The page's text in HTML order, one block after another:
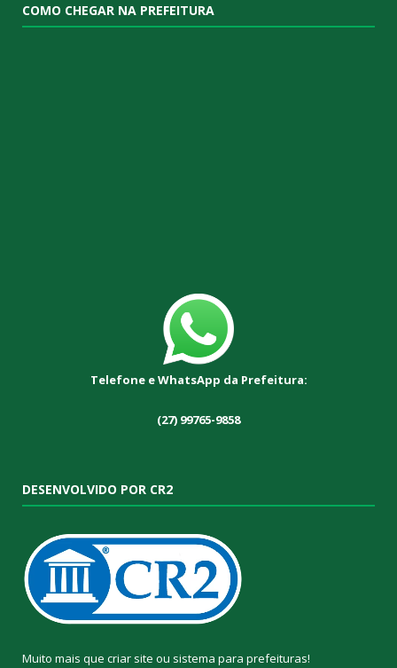
COMO CHEGAR NA PREFEITURA
Telefone e WhatsApp da Prefeitura:
(27) 99765-9858
DESENVOLVIDO POR CR2
Muito mais que criar site ou sistema para prefeituras!